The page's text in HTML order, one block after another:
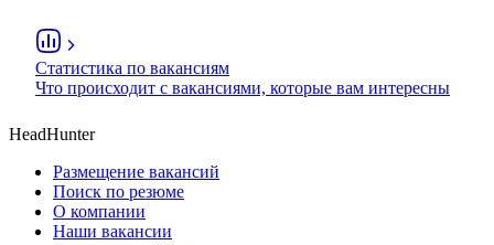
Статистика по вакансиям
Что происходит с вакансиями, которые вам интересны
HeadHunter
Размещение вакансий
Поиск по резюме
О компании
Наши вакансии